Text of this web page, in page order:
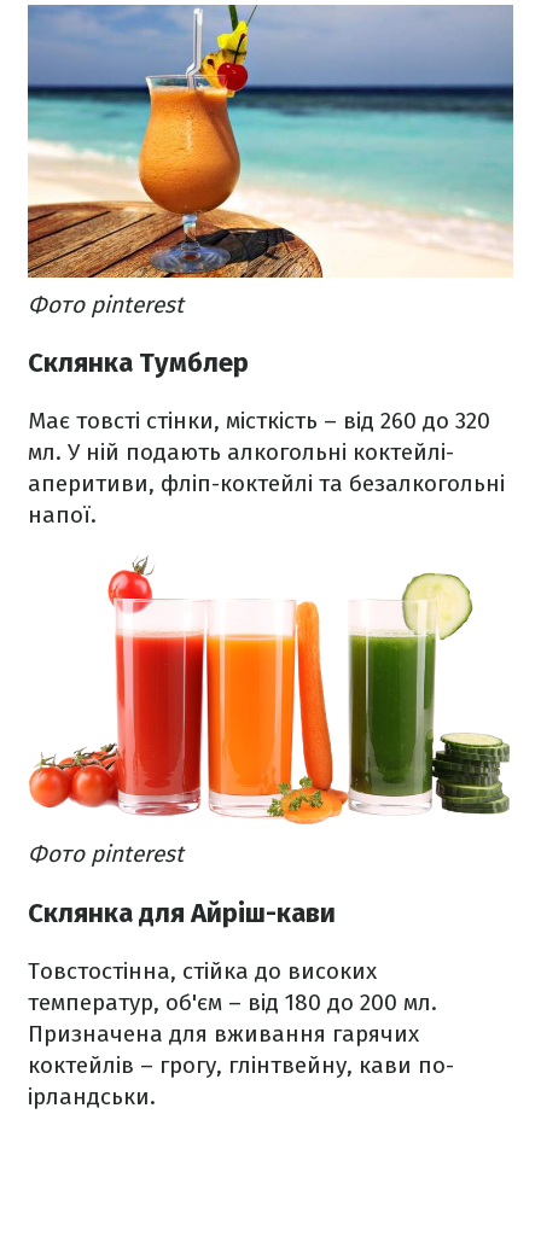
Фото pinterest
Склянка Тумблер
Має товсті стінки, місткість – від 260 до 320
мл. У ній подають алкогольні коктейлі-
аперитиви, фліп-коктейлі та безалкогольні
напої.
Фото pinterest
Склянка для Айріш-кави
Товстостінна, стійка до високих
температур, об'єм – від 180 до 200 мл.
Призначена для вживання гарячих
коктейлів – грогу, глінтвейну, кави по-
ірландськи.